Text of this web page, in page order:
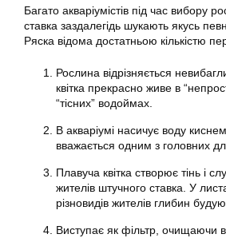
Багато акваріумістів під час вибору
ставка заздалегідь шукають якусь
Ряска відома достатньою кількістю
Рослина відрізняється
квітка прекрасно живе в
“тісних” водоймах.
В акваріумі насичує воду
вважається одним з головних
Плавуча квітка створює тінь і
жителів штучного ставка. У
різновидів жителів глибин
Виступає як фільтр, очищаючи